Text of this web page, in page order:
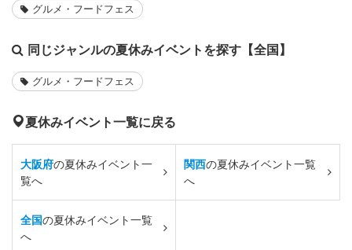
グルメ・フードフェス
同じジャンルの夏休みイベントを探す【全国】
グルメ・フードフェス
夏休みイベント一覧に戻る
大阪府の夏休みイベント一
覧へ
関西の夏休みイベント一覧
へ
全国の夏休みイベント一覧
へ